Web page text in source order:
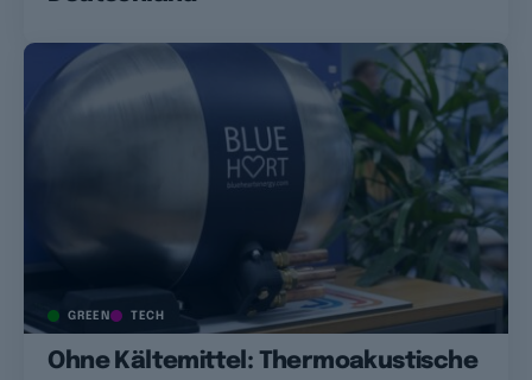
GREEN TECH
Ohne Kältemittel: Thermoakustische